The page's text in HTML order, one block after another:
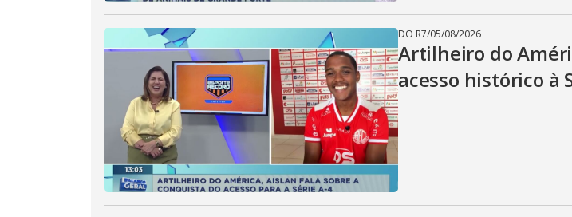
DO R7/05/08/2026
Artilheiro do
acesso histórico à